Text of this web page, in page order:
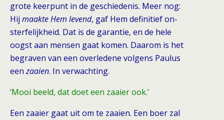
grote keerpunt in de geschiedenis. Meer nog:
Hij maakte Hem levend, gaf Hem definitief on-
sterfelijkheid. Dat is de garantie, en de hele
oogst aan mensen gaat komen. Daarom is het
begraven van een overledene volgens Paulus
eenzaaien. In verwachting.
‘Mooi beeld, dat doet een zaaier ook.’
Een zaaier gaat uit om te zaaien. Een boer zal